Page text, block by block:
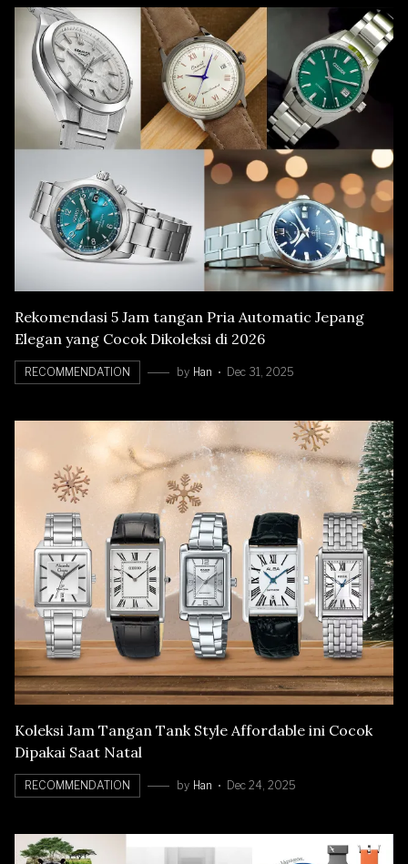
Rekomendasi 5 Jam tangan Pria Automatic Jepang
Elegan yang Cocok Dikoleksi di 2026
RECOMMENDATION by Han Dec 31, 2025
Koleksi Jam Tangan Tank Style Affordable ini Cocok
Dipakai Saat Natal
RECOMMENDATION by Han Dec 24, 2025